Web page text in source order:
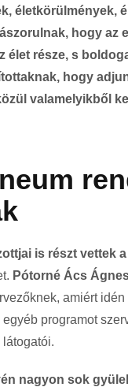
életkörülmények,
hogy az
élet része, s
hogy
valamelyikből
is részt vettek
Pótorné Ács
amiért
programot
nagyon sok